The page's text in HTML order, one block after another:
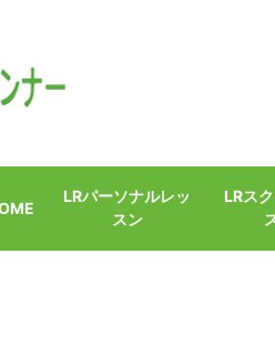
LRパーソナルレッ
スン
LRス